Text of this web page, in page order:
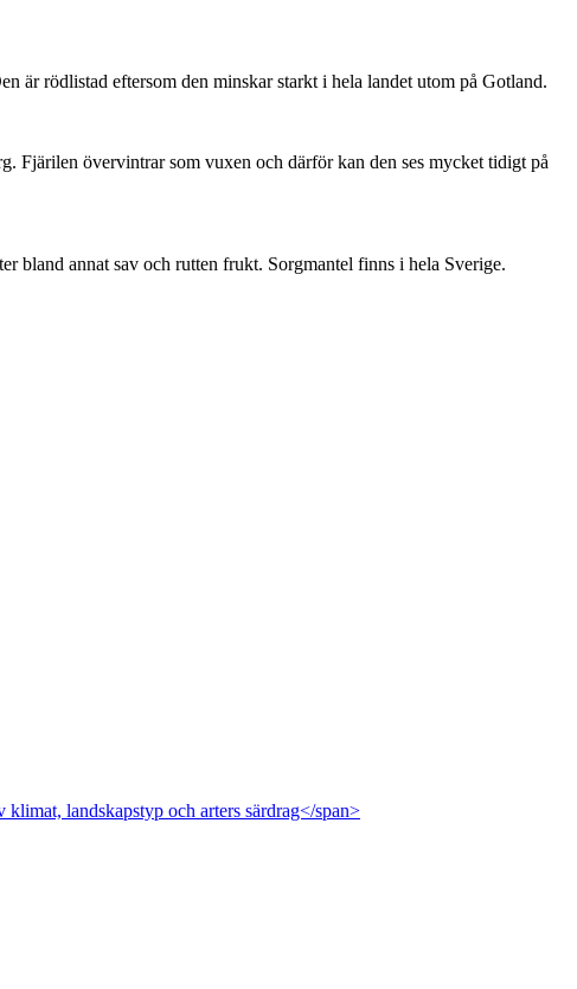
är rödlistad eftersom den minskar starkt i hela landet utom på Gotland.
Fjärilen övervintrar som vuxen och därför kan den ses mycket tidigt på
bland annat sav och rutten frukt. Sorgmantel finns i hela Sverige.
landskapstyp och arters särdrag</span>